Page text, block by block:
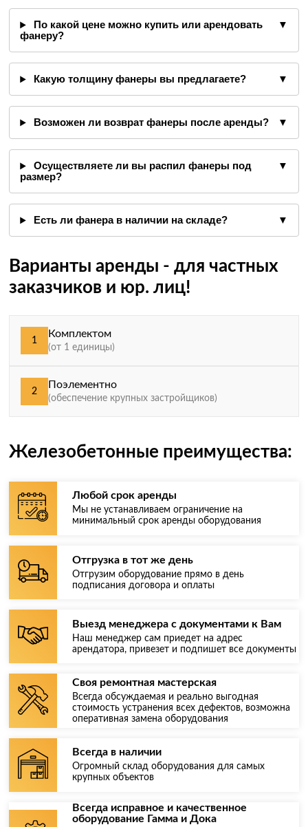
По какой цене можно купить или арендовать
фанеру?
▼
Какую толщину фанеры вы предлагаете? ▼
Возможен ли возврат фанеры после аренды? ▼
Осуществляете ли вы распил фанеры под
размер?
▼
Есть ли фанера в наличии на складе? ▼
Варианты аренды - для частных
заказчиков и юр. лиц!
1
Комплектом
(от 1 единицы)
2
Поэлементно
(обеспечение крупных застройщиков)
Железобетонные преимущества:
Любой срок аренды
Мы не устанавливаем ограничение на
минимальный срок аренды оборудования
Отгрузка в тот же день
Отгрузим оборудование прямо в день
подписания договора и оплаты
Выезд менеджера с документами к Вам
Наш менеджер сам приедет на адрес
арендатора, привезет и подпишет все документы
Своя ремонтная мастерская
Всегда обсуждаемая и реально выгодная
стоимость устранения всех дефектов, возможна
оперативная замена оборудования
Всегда в наличии
Огромный склад оборудования для самых
крупных объектов
Всегда исправное и качественное
оборудование Гамма и Дока